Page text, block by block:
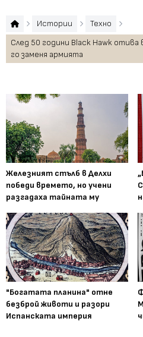
Истории
Техно
След 50 години Black Hawk
го заменя армията
Железният стълб в Делхи
победи времето, но учени
разгадаха тайната му
"Богатата планина" отне
безброй животи и разори
Испанската империя